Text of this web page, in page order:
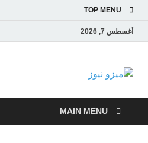
TOP MENU
أغسطس 7, 2026
ميزو نيوز
والاقتصادية
MAIN MENU